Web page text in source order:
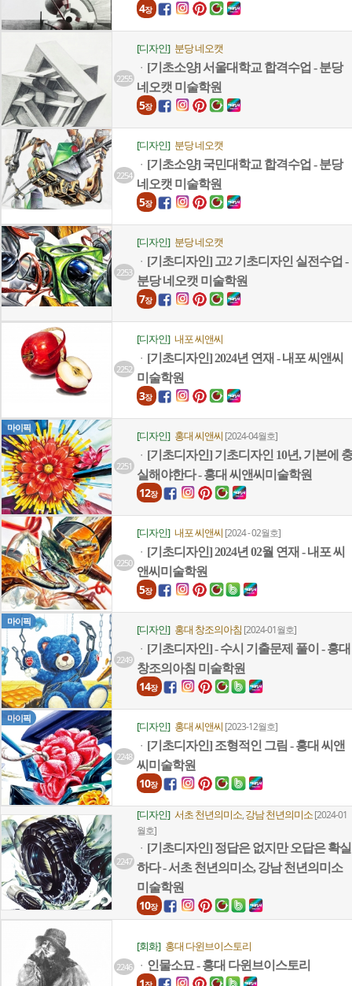
4장
2255
[디자인] 분당 네오캣
ㆍ [기초소양] 서울대학교 합격수업 - 분당
네오캣 미술학원
5장
2254
[디자인] 분당 네오캣
ㆍ [기초소양] 국민대학교 합격수업 - 분당
네오캣 미술학원
5장
2253
[디자인] 분당 네오캣
ㆍ [기초디자인] 고2 기초디자인 실전수업 -
분당 네오캣 미술학원
7장
2252
[디자인] 내포 씨앤씨
ㆍ [기초디자인] 2024년 연재 - 내포 씨앤씨
미술학원
3장
마이픽
2251
[디자인] 홍대 씨앤씨 [2024-04월호]
ㆍ [기초디자인] 기초디자인 10년, 기본에 충
실해야한다 - 홍대 씨앤씨미술학원
12장
2250
[디자인] 내포 씨앤씨 [2024 - 02월호]
ㆍ [기초디자인] 2024년 02월 연재 - 내포 씨
앤씨미술학원
5장
마이픽
2249
[디자인] 홍대 창조의아침 [2024-01월호]
ㆍ [기초디자인] - 수시 기출문제 풀이 - 홍대
창조의아침 미술학원
14장
마이픽
2248
[디자인] 홍대 씨앤씨 [2023-12월호]
ㆍ [기초디자인] 조형적인 그림 - 홍대 씨앤
씨미술학원
10장
2247
[디자인] 서초 천년의미소,강남 천년의미소[2024-01
월호]
ㆍ [기초디자인] 정답은 없지만 오답은 확실
하다 - 서초 천년의미소, 강남 천년의미소
미술학원
10장
2246
[회화] 홍대 다윈브이스토리
ㆍ 인물소묘 - 홍대 다윈브이스토리